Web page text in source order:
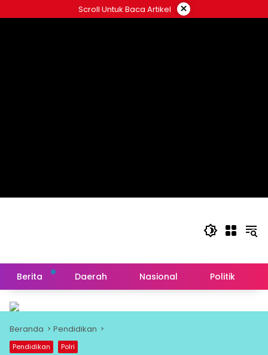
ke
Scroll Untuk Baca Artikel ×
Berita Daerah Nasional Politik
Beranda Pendidikan
Pendidikan Polri